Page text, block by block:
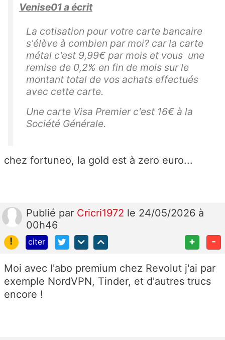
Venise01 a écrit
La cotisation pour votre carte bancaire
s'élève à combien par moi? car la carte
métal c'est 9,99€ par mois et vous une
remise de 0,2% en fin de mois sur le
montant total de vos achats effectués
avec cette carte.
Une carte Visa Premier c'est 16€ à la
Société Générale.
chez fortuneo, la gold est à zero euro...
Publié par Cricri1972 le 24/05/2026 à
00h46
!
citer + -
Moi avec l'abo premium chez Revolut j'ai par
exemple NordVPN, Tinder, et d'autres trucs
encore !